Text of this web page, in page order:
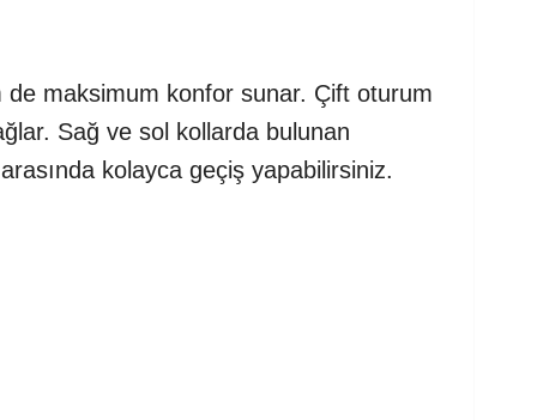
maksimum konfor sunar. Çift oturum
Sağ ve sol kollarda bulunan
kolayca geçiş yapabilirsiniz.